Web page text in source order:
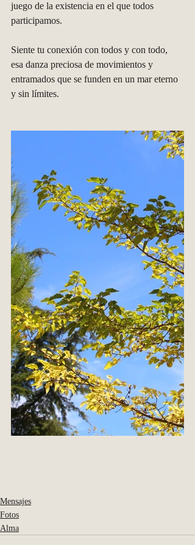
juego de la existencia en el que todos
participamos.
Siente tu conexión con todos y con todo,
esa danza preciosa de movimientos y
entramados que se funden en un mar eterno
y sin límites.
Mensajes
Fotos
Alma